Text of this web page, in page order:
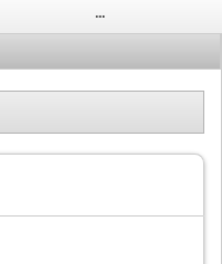
...